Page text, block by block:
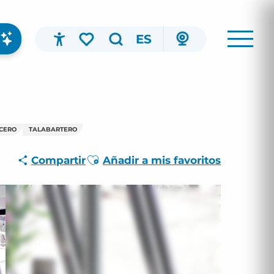
ES
TALABARTERO
CompartirAjouter aux favoris
Añadir a mis favoritos